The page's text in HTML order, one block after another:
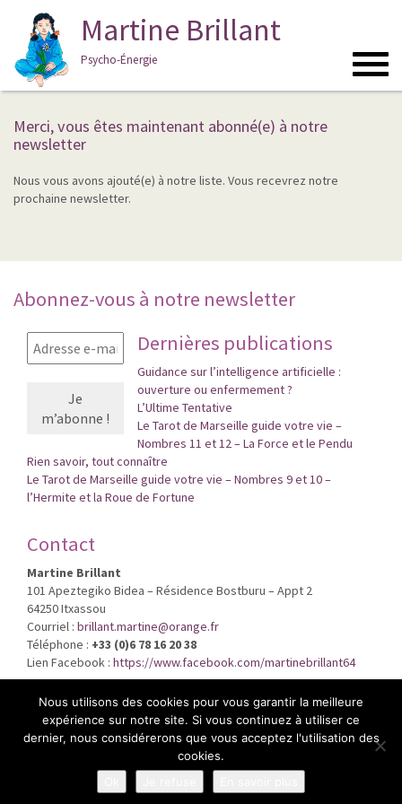
Martine Brillant
Psycho-Énergie
Merci, vous êtes maintenant abonné(e) à notre
newsletter
Nous vous avons ajouté(e) à notre liste. Vous recevrez notre
prochaine newsletter.
Abonnez-vous à notre newsletter
Dernières publications
Guidance sur l’intelligence artificielle :
ouverture ou enfermement ?
L’Ultime Tentative
Le Tarot de Marseille guide votre vie –
Nombres 11 et 12 – La Force et le Pendu
Rien savoir, tout connaître
Le Tarot de Marseille guide votre vie – Nombres 9 et 10 –
l’Hermite et la Roue de Fortune
Contact
Martine Brillant
101 Apeztegiko Bidea – Résidence Bostburu – Appt 2
64250 Itxassou
Courriel : brillant.martine@orange.fr
Téléphone : +33 (0)6 78 16 20 38
Lien Facebook : https://www.facebook.com/martinebrillant64
Contact Plan du site Martine Brillant © 2026
Nous utilisons des cookies pour vous garantir la meilleure
expérience sur notre site. Si vous continuez à utiliser ce
dernier, nous considérerons que vous acceptez l'utilisation des
cookies.